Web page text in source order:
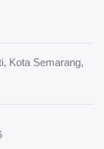
Kota Semarang,